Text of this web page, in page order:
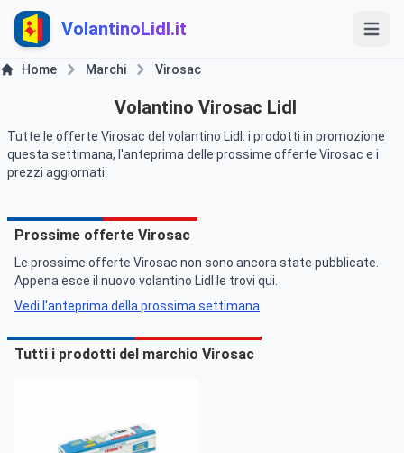
VolantinoLidl.it
Home Marchi Virosac
Volantino Virosac Lidl
Tutte le offerte Virosac del volantino Lidl: i prodotti in promozione
questa settimana, l'anteprima delle prossime offerte Virosac e i
prezzi aggiornati.
Prossime offerte Virosac
Le prossime offerte Virosac non sono ancora state pubblicate.
Appena esce il nuovo volantino Lidl le trovi qui.
Vedi l'anteprima della prossima settimana
Tutti i prodotti del marchio Virosac